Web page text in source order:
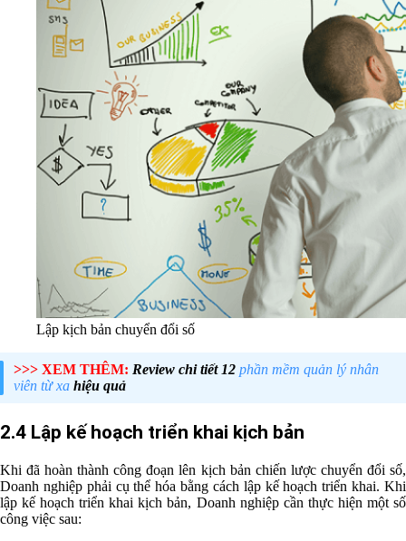
Lập kịch bản chuyển đổi số
>>> XEM THÊM: Review chi tiết 12 phần mềm quản lý nhân
viên từ xa hiệu quả
2.4 Lập kế hoạch triển khai kịch bản
Khi đã hoàn thành công đoạn lên kịch bản chiến lược chuyển đổi số,
Doanh nghiệp phải cụ thể hóa bằng cách lập kế hoạch triển khai. Khi
lập kế hoạch triển khai kịch bản, Doanh nghiệp cần thực hiện một số
công việc sau: